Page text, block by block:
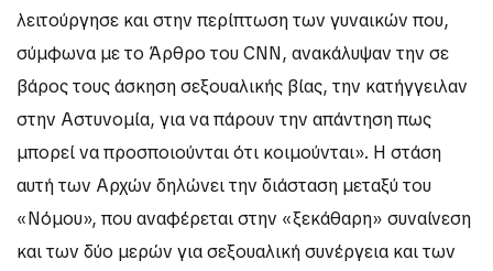
λειτούργησε και στην περίπτωση των γυναικών που,
σύμφωνα με το Άρθρο του CNN, ανακάλυψαν την σε
βάρος τους άσκηση σεξουαλικής βίας, την κατήγγειλαν
στην Αστυνομία, για να πάρουν την απάντηση πως
μπορεί να προσποιούνται ότι κοιμούνται». Η στάση
αυτή των Αρχών δηλώνει την διάσταση μεταξύ του
«Νόμου», που αναφέρεται στην «ξεκάθαρη» συναίνεση
και των δύο μερών για σεξουαλική συνέργεια και των